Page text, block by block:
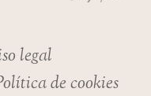
legal
de cookies